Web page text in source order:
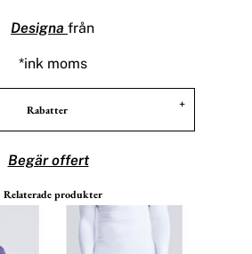
Designa från
*ink moms
Rabatter
Begär offert
Relaterade produkter